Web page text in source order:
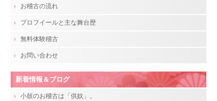
お稽古の流れ
プロフイールと主な舞台歴
無料体験稽古
お問い合わせ
新着情報＆ブログ
小鼓のお稽古は「供奴」。